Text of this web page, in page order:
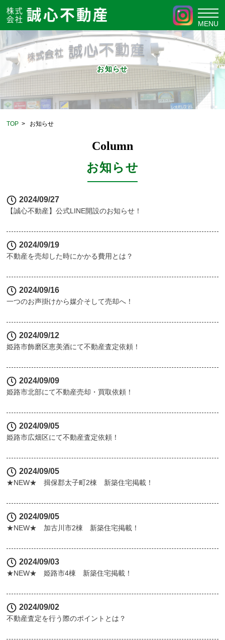
お知らせ
TOP > お知らせ
Column
お知らせ
2024/09/27
【誠心不動産】公式LINE開設のお知らせ！
2024/09/19
不動産を売却した時にかかる費用とは？
2024/09/16
一つのお声掛けから媒介そして売却へ！
2024/09/12
姫路市飾磨区恵美酒にて不動産査定依頼！
2024/09/09
姫路市北部にて不動産売却・買取依頼！
2024/09/05
姫路市広畑区にて不動産査定依頼！
2024/09/05
★NEW★ 揖保郡太子町2棟 新築住宅掲載！
2024/09/05
★NEW★ 加古川市2棟 新築住宅掲載！
2024/09/03
★NEW★ 姫路市4棟 新築住宅掲載！
2024/09/02
不動産査定を行う際のポイントとは？